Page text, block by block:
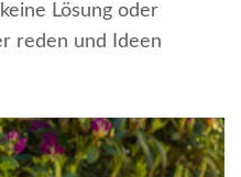
Lösung oder
reden und Ideen